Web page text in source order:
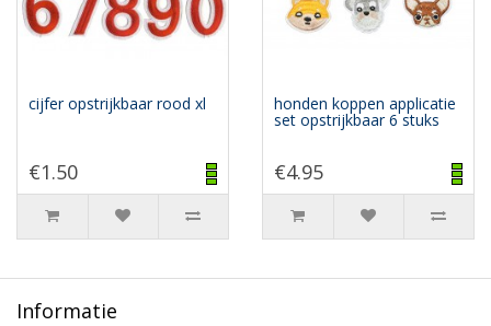
cijfer opstrijkbaar rood xl
€1.50
honden koppen applicatie
set opstrijkbaar 6 stuks
€4.95
Informatie